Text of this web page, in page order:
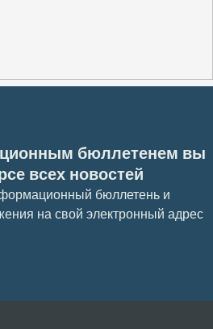
бюллетенем вы
всех новостей
бюллетень и
на свой электронный адрес